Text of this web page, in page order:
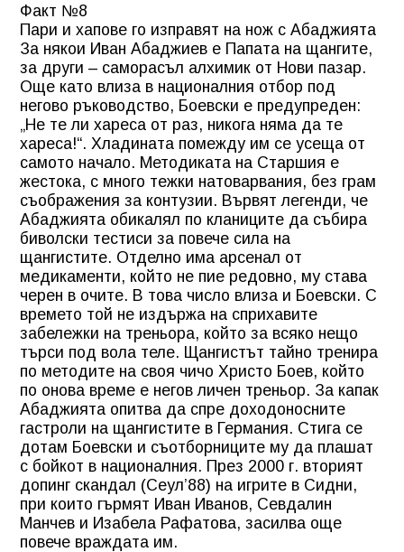
Факт №8
Пари и хапове го изправят на нож с Абаджията
За някои Иван Абаджиев е Папата на щангите,
за други – саморасъл алхимик от Нови пазар.
Още като влиза в националния отбор под
негово ръководство, Боевски е предупреден:
„Не те ли хареса от раз, никога няма да те
хареса!“. Хладината помежду им се усеща от
самото начало. Методиката на Старшия е
жестока, с много тежки натоварвания, без грам
съображения за контузии. Вървят легенди, че
Абаджията обикалял по кланиците да събира
биволски тестиси за повече сила на
щангистите. Отделно има арсенал от
медикаменти, който не пие редовно, му става
черен в очите. В това число влиза и Боевски. С
времето той не издържа на сприхавите
забележки на треньора, който за всяко нещо
търси под вола теле. Щангистът тайно тренира
по методите на своя чичо Христо Боев, който
по онова време е негов личен треньор. За капак
Абаджията опитва да спре доходоносните
гастроли на щангистите в Германия. Стига се
дотам Боевски и съотборниците му да плашат
с бойкот в националния. През 2000 г. вторият
допинг скандал (Сеул’88) на игрите в Сидни,
при които гърмят Иван Иванов, Севдалин
Манчев и Изабела Рафатова, засилва още
повече враждата им.